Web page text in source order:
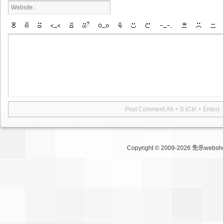
Copyright © 2009-2026 免杀